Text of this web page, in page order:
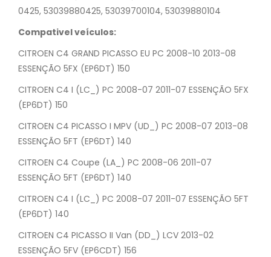
0425, 53039880425, 53039700104, 53039880104
Compativel veículos:
CITROEN C4 GRAND PICASSO EU PC 2008-10 2013-08
ESSENÇÃO 5FX (EP6DT) 150
CITROEN C4 I (LC_) PC 2008-07 2011-07 ESSENÇÃO 5FX
(EP6DT) 150
CITROEN C4 PICASSO I MPV (UD_) PC 2008-07 2013-08
ESSENÇÃO 5FT (EP6DT) 140
CITROEN C4 Coupe (LA_) PC 2008-06 2011-07
ESSENÇÃO 5FT (EP6DT) 140
CITROEN C4 I (LC_) PC 2008-07 2011-07 ESSENÇÃO 5FT
(EP6DT) 140
CITROEN C4 PICASSO II Van (DD_) LCV 2013-02
ESSENÇÃO 5FV (EP6CDT) 156